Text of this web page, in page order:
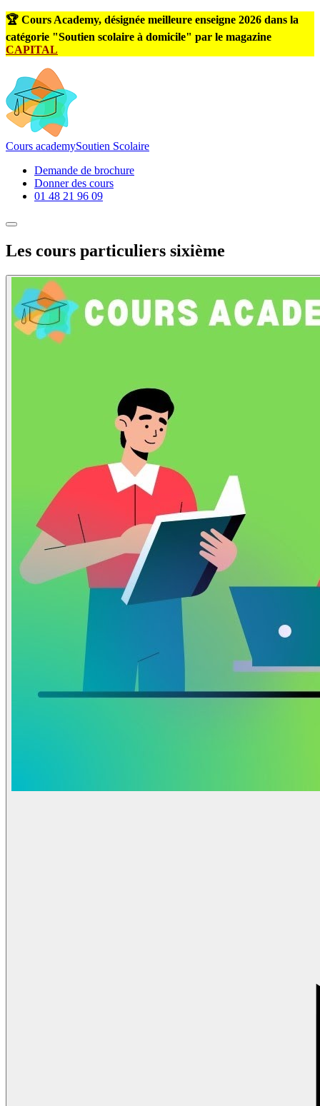
🏆 Cours Academy, désignée meilleure enseigne 2026 dans la
catégorie "Soutien scolaire à domicile" par le magazine
CAPITAL
Cours academySoutien Scolaire
Demande de brochure
Donner des cours
01 48 21 96 09
Les cours particuliers sixième